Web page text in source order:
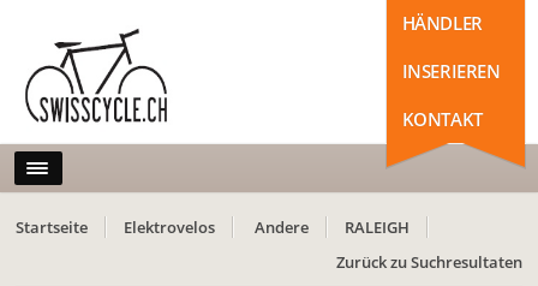
HÄNDLER
INSERIEREN
KONTAKT
Startseite Elektrovelos Andere
RALEIGH
Zurück zu Suchresultaten